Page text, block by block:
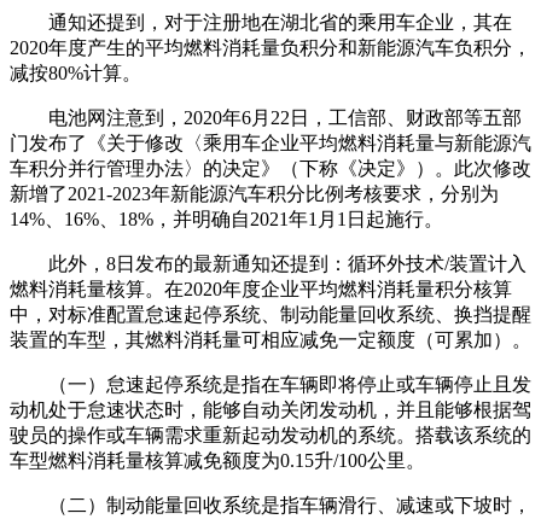
通知还提到，对于注册地在湖北省的乘用车企业，其在
2020年度产生的平均燃料消耗量负积分和新能源汽车负积分，
减按80%计算。
电池网注意到，2020年6月22日，工信部、财政部等五部
门发布了《关于修改〈乘用车企业平均燃料消耗量与新能源汽
车积分并行管理办法〉的决定》（下称《决定》）。此次修改
新增了2021-2023年新能源汽车积分比例考核要求，分别为
14%、16%、18%，并明确自2021年1月1日起施行。
此外，8日发布的最新通知还提到：循环外技术/装置计入
燃料消耗量核算。在2020年度企业平均燃料消耗量积分核算
中，对标准配置怠速起停系统、制动能量回收系统、换挡提醒
装置的车型，其燃料消耗量可相应减免一定额度（可累加）。
（一）怠速起停系统是指在车辆即将停止或车辆停止且发
动机处于怠速状态时，能够自动关闭发动机，并且能够根据驾
驶员的操作或车辆需求重新起动发动机的系统。搭载该系统的
车型燃料消耗量核算减免额度为0.15升/100公里。
（二）制动能量回收系统是指车辆滑行、减速或下坡时，